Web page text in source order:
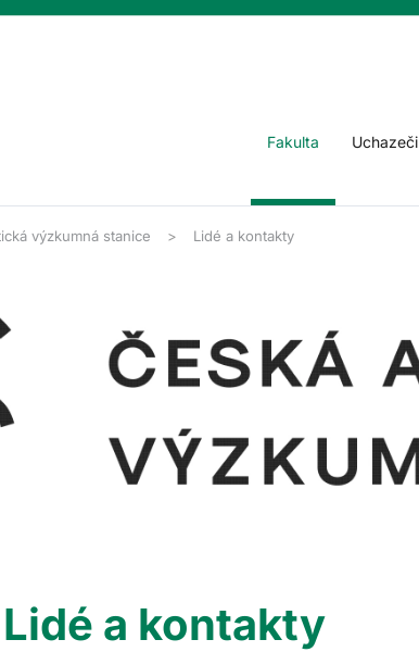
Fakulta Uchazeči
výzkumná stanice Lidé a kontakty
Lidé a kontakty